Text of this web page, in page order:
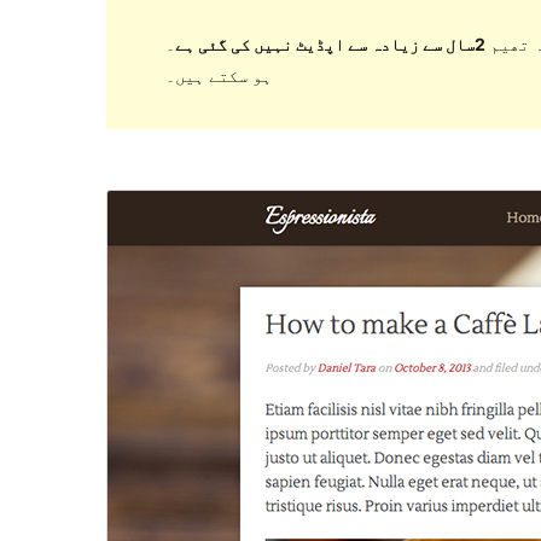
تھیم 2سال سے زیادہ سے اپڈیٹ نہیں کی گئی ہے
ہو سکتے ہیں۔